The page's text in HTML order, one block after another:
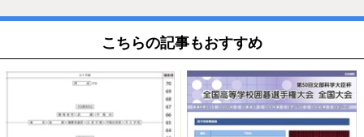
こちらの記事もおすすめ